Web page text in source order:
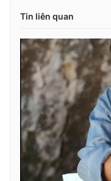
Tin liên quan